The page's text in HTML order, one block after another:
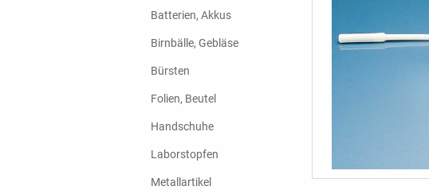
Batterien, Akkus
Birnbälle, Gebläse
Bürsten
Folien, Beutel
Handschuhe
Laborstopfen
Metallartikel